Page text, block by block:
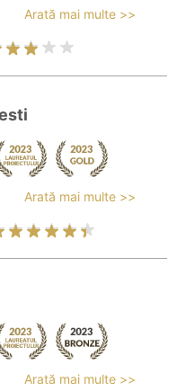
Arată mai multe >>
Arată mai multe >>
Arată mai multe >>